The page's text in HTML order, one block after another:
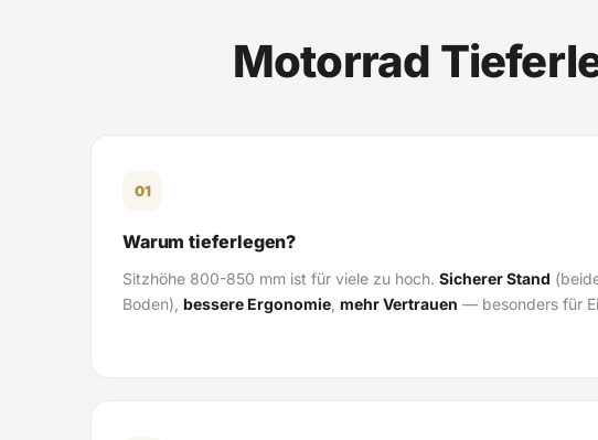
Motorrad
01
Warum tieferlegen?
Sitzhöhe 800-850 mm ist für viele zu hoch. Sicherer Stand
Boden), bessere Ergonomie mehr Vertrauen — besonders für